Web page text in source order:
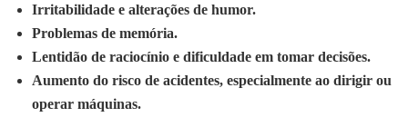
Irritabilidade e alterações de humor.
Problemas de memória.
Lentidão de raciocínio e dificuldade em tomar decisões.
Aumento do risco de acidentes, especialmente ao dirigir ou
operar máquinas.